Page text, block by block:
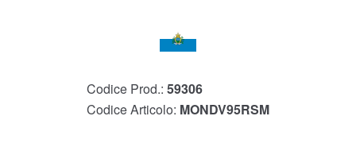
Codice Prod.: 59306
Codice Articolo: MONDV95RSM